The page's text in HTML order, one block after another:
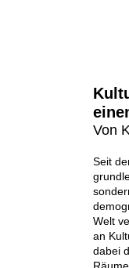
Von
Seit
Welt
an
dabei